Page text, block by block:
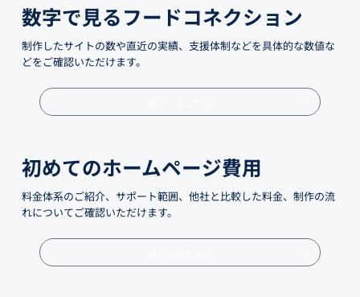
数字で見るフードコネクション
制作したサイトの数や直近の実績、支援体制などを具体的な数値な
どをご確認いただけます。
初めてのホームページ費用
料金体系のご紹介、サポート範囲、他社と比較した料金、制作の流
れについてご確認いただけます。